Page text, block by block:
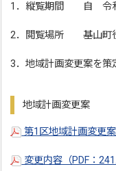
1．縦覧期間 自 令
2．閲覧場所 基山町
3．地域計画変更案を
地域計画変更案
第1区地域計画変更
変更内容（PDF：